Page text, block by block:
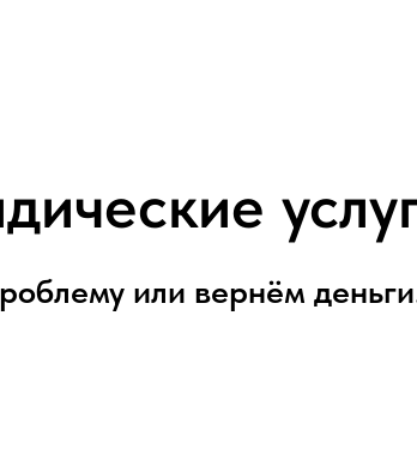
или вернём